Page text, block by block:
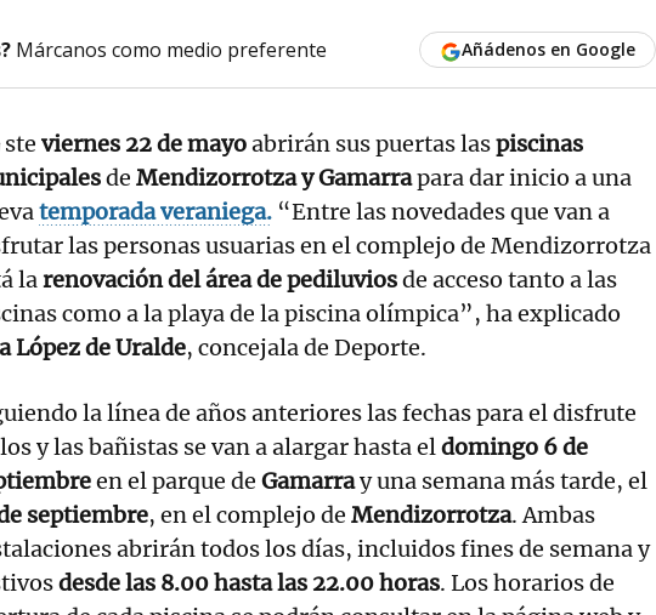
Márcanos como medio preferente Añádenos en Google
ste viernes 22 de mayoabrirán sus puertas laspiscinas
de Mendizorrotza y Gamarrapara dar inicio a una
temporada veraniega. “Entre las novedades que van a
las personas usuarias en el complejo de Mendizorrotza
larenovación del área de pediluviosde acceso tanto a las
como a la playa de la piscina olímpica”, ha explicado
López de Uralde, concejala de Deporte.
la línea de años anteriores las fechas para el disfrute
y las bañistas se van a alargar hasta eldomingo 6 de
en el parque de Gamarray una semana más tarde, el
septiembre, en el complejo de Mendizorrotza. Ambas
abrirán todos los días, incluidos fines de semana y
desde las 8.00 hasta las 22.00 horas. Los horarios de